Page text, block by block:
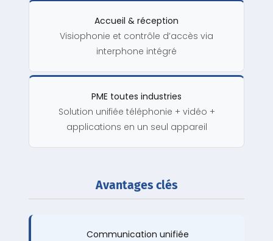
Accueil & réception
Visiophonie et contrôle d’accès via
interphone intégré
PME toutes industries
Solution unifiée téléphonie + vidéo +
applications en un seul appareil
Avantages clés
Communication unifiée